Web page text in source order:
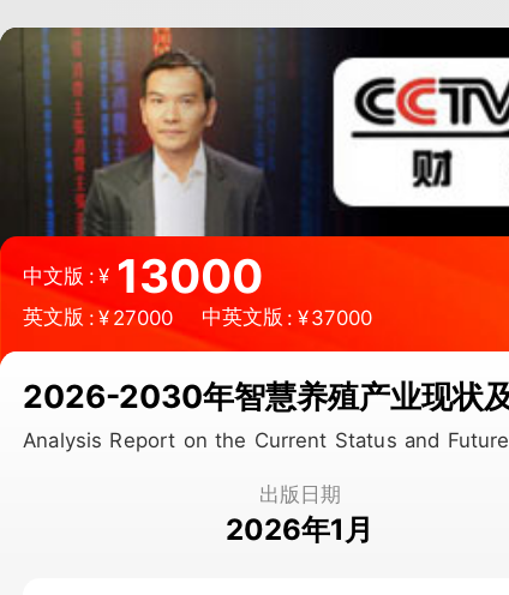
中文版 : ¥ 13000
英文版 : ¥27000 中英文版 : ¥37000
2026-2030年智慧养殖产业现状
Analysis Report on the Current Status and
出版日期
2026年1月